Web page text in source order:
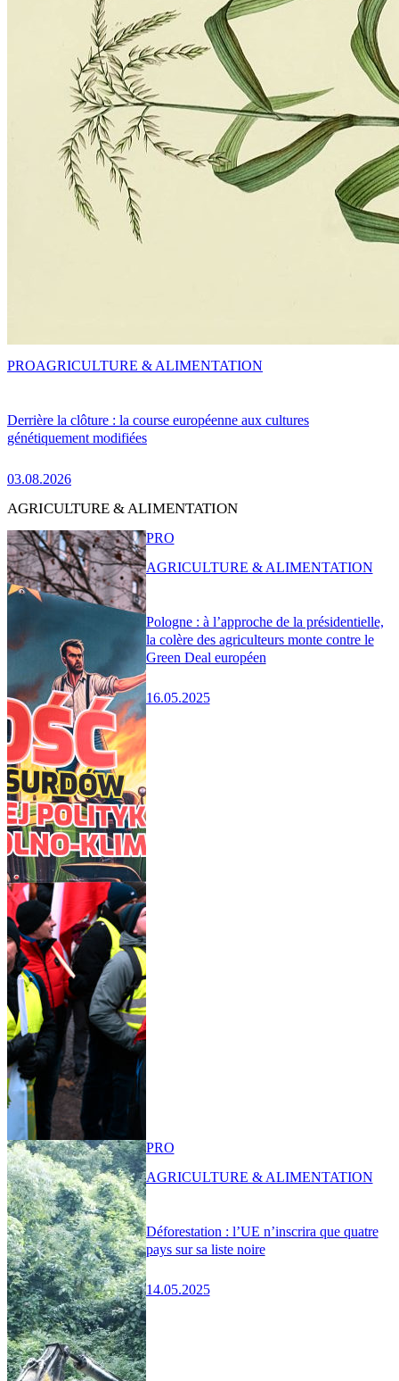
Derrière la clôture : la course européenne aux cultures
génétiquement modifiées
03.08.2026
PROAGRICULTURE & ALIMENTATION
AGRICULTURE & ALIMENTATION
Pologne : à l’approche de la présidentielle,
la colère des agriculteurs monte contre le
Green Deal européen
16.05.2025
PRO
AGRICULTURE & ALIMENTATION
Déforestation : l’UE n’inscrira que quatre
pays sur sa liste noire
14.05.2025
PRO
AGRICULTURE & ALIMENTATION